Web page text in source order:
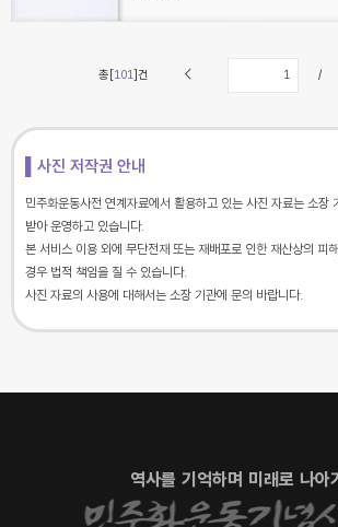
총[101]건 /
▌사진 저작권 안내
민주화운동사전 연계자료에서 활용하고 있는 사진 자료는 소장
받아 운영하고 있습니다.
본 서비스 이용 외에 무단전재 또는 재배포로 인한 재산상의 피
경우 법적 책임을 질 수 있습니다.
사진 자료의 사용에 대해서는 소장 기관에 문의 바랍니다.
역사를 기억하며 미래로 나아